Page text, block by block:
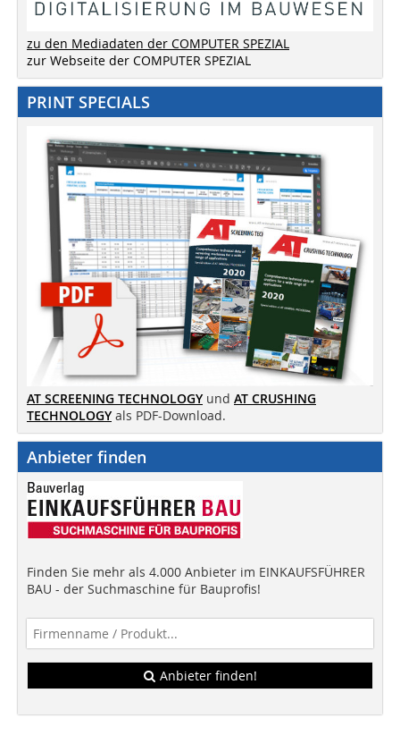
zu den Mediadaten der COMPUTER SPEZIAL
zur Webseite der COMPUTER SPEZIAL
PRINT SPECIALS
AT SCREENING TECHNOLOGY und AT CRUSHING
TECHNOLOGY als PDF-Download.
Anbieter finden
Finden Sie mehr als 4.000 Anbieter im EINKAUFSFÜHRER
BAU - der Suchmaschine für Bauprofis!
Anbieter finden!